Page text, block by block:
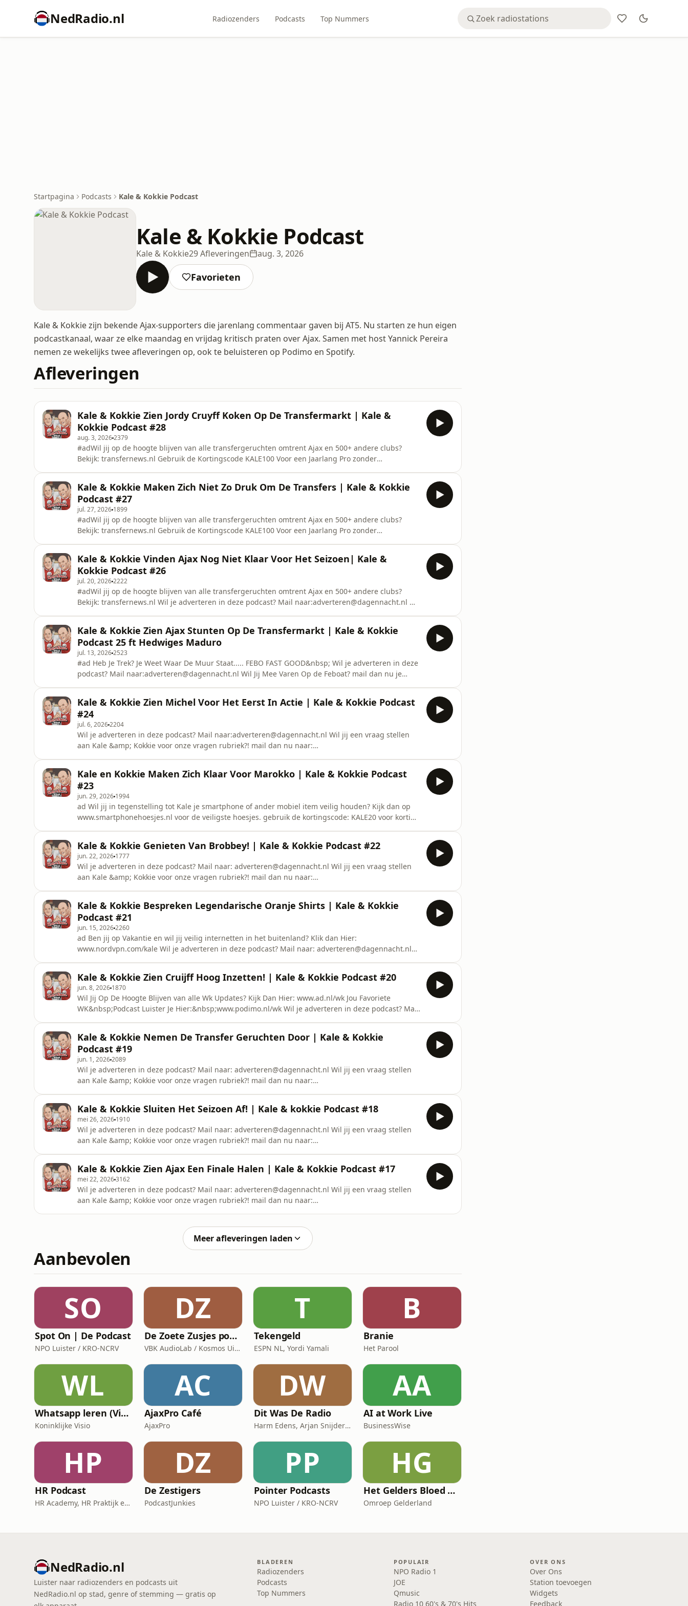
NedRadio.nl Radiozenders Podcasts Top Nummers
Startpagina Podcasts Kale & Kokkie Podcast
Kale & Kokkie Podcast
Kale & Kokkie29 Afleveringen aug. 3, 2026
Favorieten
Kale & Kokkie zijn bekende Ajax-supporters die jarenlang commentaar gaven bij AT5. Nu starten ze hun eigen
podcastkanaal, waar ze elke maandag en vrijdag kritisch praten over Ajax. Samen met host Yannick Pereira
nemen ze wekelijks twee afleveringen op, ook te beluisteren op Podimo en Spotify.
Afleveringen
Kale & Kokkie Zien Jordy Cruyff Koken Op De Transfermarkt | Kale &
Kokkie Podcast #28
aug. 3, 20262379
#adWil jij op de hoogte blijven van alle transfergeruchten omtrent Ajax en 500+ andere clubs?
Bekijk: transfernews.nl Gebruik de Kortingscode KALE100 Voor een Jaarlang Pro zonder
Pereira&nbsp;Organisatie: Dinh Nyguen&nbsp;Opname Loc
Kale & Kokkie Maken Zich Niet Zo Druk Om De Transfers | Kale & Kokkie
Podcast #27
jul. 27, 2026 1899
#adWil jij op de hoogte blijven van alle transfergeruchten omtrent Ajax en 500+ andere clubs?
Bekijk: transfernews.nl Gebruik de Kortingscode KALE100 Voor een Jaarlang Pro zonder
Feboat? Of Heb Je Andere Vragen Aan Ka
Kale & Kokkie Vinden Ajax Nog Niet Klaar Voor Het Seizoen| Kale &
Kokkie Podcast #26
jul. 20, 20262222
#adWil jij op de hoogte blijven van alle transfergeruchten omtrent Ajax en 500+ andere clubs?
Bekijk: transfernews.nl Wil je adverteren in deze podcast? Mail naar:adverteren@dagennacht.nl Wil
Munck&nbsp;Kokkie: Maarten Vledde
Kale & Kokkie Zien Ajax Stunten Op De Transfermarkt | Kale & Kokkie
Podcast 25 ft Hedwiges Maduro
jul. 13, 20262523
#ad Heb Je Trek? Je Weet Waar De Muur Staat..... FEBO FAST GOOD&nbsp; Wil je adverteren in deze
podcast? Mail naar:adverteren@dagennacht.nl Wil Jij Mee Varen Op de Feboat? mail dan nu je
Nyguen&nbsp;Opname Locatie: Cafe Chris ScholteSee om
Kale & Kokkie Zien Michel Voor Het Eerst In Actie | Kale & Kokkie Podcast
#24
jul. 6, 20262204
Wil je adverteren in deze podcast? Mail naar:adverteren@dagennacht.nl Wil jij een vraag stellen
aan Kale &amp; Kokkie voor onze vragen rubriek?! mail dan nu naar:
Chris ScholtenSee omnystudio.com/listener for privacy infor
Kale en Kokkie Maken Zich Klaar Voor Marokko | Kale & Kokkie Podcast
#23
jun. 29, 2026 1994
ad Wil jij in tegenstelling tot Kale je smartphone of ander mobiel item veilig houden? Kijk dan op
www.smartphonehoesjes.nl voor de veiligste hoesjes. gebruik de kortingscode: KALE20 voor korting
management_kale_kokkie@outlook.com&nbsp;
Kale & Kokkie Genieten Van Brobbey! | Kale & Kokkie Podcast #22
jun. 22, 2026 1777
Wil je adverteren in deze podcast? Mail naar: adverteren@dagennacht.nl Wil jij een vraag stellen
aan Kale &amp; Kokkie voor onze vragen rubriek?! mail dan nu naar:
omnystudio.com/listener for privacy information.
Kale & Kokkie Bespreken Legendarische Oranje Shirts | Kale & Kokkie
Podcast #21
jun. 15, 20262260
ad Ben jij op Vakantie en wil jij veilig internetten in het buitenland? Klik dan Hier:
www.nordvpn.com/kale Wil je adverteren in deze podcast? Mail naar: adverteren@dagennacht.nl
Host: Yannick Pereira Organisatie: Di
Kale & Kokkie Zien Cruijff Hoog Inzetten! | Kale & Kokkie Podcast #20
jun. 8, 2026 1870
Wil Jij Op De Hoogte Blijven van alle Wk Updates? Kijk Dan Hier: www.ad.nl/wk Jou Favoriete
WK&nbsp;Podcast Luister Je Hier:&nbsp;www.podimo.nl/wk Wil je adverteren in deze podcast? Mail
Munck Kokkie: Maarten Vledde
Kale & Kokkie Nemen De Transfer Geruchten Door | Kale & Kokkie
Podcast #19
jun. 1, 20262089
Wil je adverteren in deze podcast? Mail naar: adverteren@dagennacht.nl Wil jij een vraag stellen
aan Kale &amp; Kokkie voor onze vragen rubriek?! mail dan nu naar:
omnystudio.com/listener for privacy information.
Kale & Kokkie Sluiten Het Seizoen Af! | Kale & kokkie Podcast #18
mei 26, 2026 1910
Wil je adverteren in deze podcast? Mail naar: adverteren@dagennacht.nl Wil jij een vraag stellen
aan Kale &amp; Kokkie voor onze vragen rubriek?! mail dan nu naar:
omnystudio.com/listener for privacy information.
Kale & Kokkie Zien Ajax Een Finale Halen | Kale & Kokkie Podcast #17
mei 22, 20263162
Wil je adverteren in deze podcast? Mail naar: adverteren@dagennacht.nl Wil jij een vraag stellen
aan Kale &amp; Kokkie voor onze vragen rubriek?! mail dan nu naar:
omnystudio.com/listener for privacy information.
Meer afleveringen laden
Aanbevolen
SO
Spot On | De Podcast
NPO Luister / KRO-NCRV
DZ
De Zoete Zusjes podcast
VBK AudioLab / Kosmos Uitgevers
T
Tekengeld
ESPN NL, Yordi Yamali
B
Branie
Het Parool
WL
Whatsapp leren (Visio Podcast)
Koninklijke Visio
AC
AjaxPro Café
AjaxPro
DW
Dit Was De Radio
Harm Edens, Arjan Snijders, Ron Vergouwen
AA
AI at Work Live
BusinessWise
HP
HR Podcast
HR Academy, HR Praktijk en CHRO
DZ
De Zestigers
PodcastJunkies
PP
Pointer Podcasts
NPO Luister / KRO-NCRV
HG
Het Gelders Bloed Orkest
Omroep Gelderland
NedRadio.nl
Luister naar radiozenders en podcasts uit
NedRadio.nl op stad, genre of stemming — gratis op
BLADEREN
Radiozenders
Podcasts
Top Nummers
POPULAIR
NPO Radio 1
JOE
Qmusic
Radio 10 60's & 70's Hits
OVER ONS
Over Ons
Station toevoegen
Widgets
Feedback